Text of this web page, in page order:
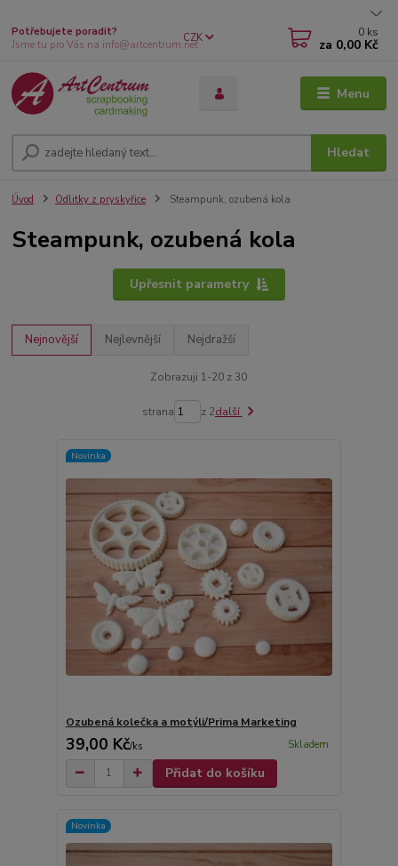
Menu
CZK
Hledat
Potřebujete poradit?
Jsme tu pro Vás na info@artcentrum.net
0 ks
za 0,00 Kč
Úvod Odlitky z pryskyřice Steampunk, ozubená kola
Steampunk, ozubená kola
Upřesnit parametry
Nejnovější Nejlevnější Nejdražší
Zobrazuji 1-20 z 30
strana z 2další
Novinka
Ozubená kolečka a motýli/Prima Marketing
39,00 Kč/ks Skladem
Přidat do košíku
Novinka